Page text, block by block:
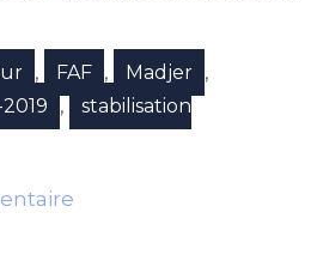
, FAF , Madjer ,
,
stabilisation